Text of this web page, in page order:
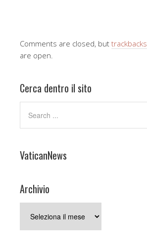
Comments are closed, but trackbacks
are open.
Cerca dentro il sito
VaticanNews
Archivio